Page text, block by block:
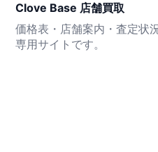
Clove Base 店舗買取
価格表・店舗案内・査定状
専用サイトです。